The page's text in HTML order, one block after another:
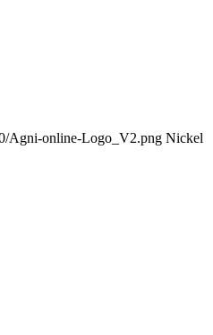
Agni-online-Logo_V2.png Nickel